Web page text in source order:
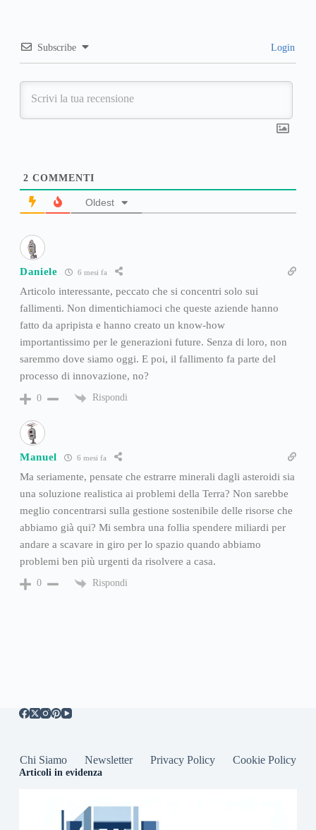
Subscribe Login
2 COMMENTI
Oldest
Daniele 6 mesi fa
Articolo interessante, peccato che si concentri solo sui
fallimenti. Non dimentichiamoci che queste aziende hanno
fatto da apripista e hanno creato un know-how
importantissimo per le generazioni future. Senza di loro, non
saremmo dove siamo oggi. E poi, il fallimento fa parte del
processo di innovazione, no?
0 Rispondi
Manuel 6 mesi fa
Ma seriamente, pensate che estrarre minerali dagli asteroidi sia
una soluzione realistica ai problemi della Terra? Non sarebbe
meglio concentrarsi sulla gestione sostenibile delle risorse che
abbiamo già qui? Mi sembra una follia spendere miliardi per
andare a scavare in giro per lo spazio quando abbiamo
problemi ben più urgenti da risolvere a casa.
0 Rispondi
Chi Siamo Newsletter Privacy Policy Cookie Policy
Articoli in evidenza